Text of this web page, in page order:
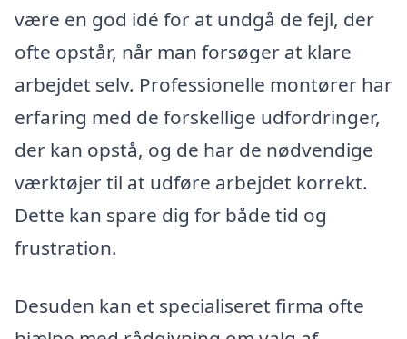
være en god idé for at undgå de fejl, der
ofte opstår, når man forsøger at klare
arbejdet selv. Professionelle montører har
erfaring med de forskellige udfordringer,
der kan opstå, og de har de nødvendige
værktøjer til at udføre arbejdet korrekt.
Dette kan spare dig for både tid og
frustration.
Desuden kan et specialiseret firma ofte